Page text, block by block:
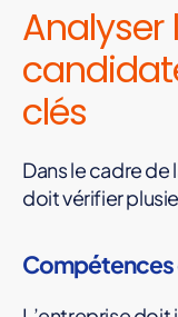
Analyser
clés
Dans le cadre de
doit vérifier